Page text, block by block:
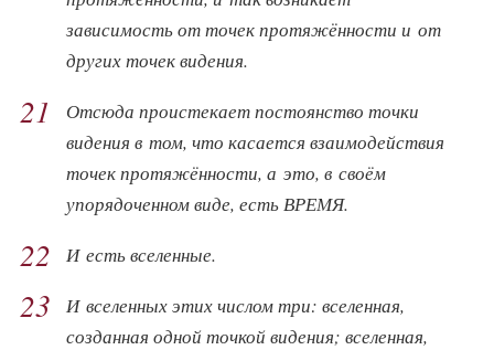
зависимость от точек протяжённости и от
других точек видения.
21
Отсюда проистекает постоянство точки
видения в том, что касается взаимодействия
точек протяжённости, а это, в своём
упорядоченном виде, есть ВРЕМЯ.
22 И есть вселенные.
23
И вселенных этих числом три: вселенная,
созданная одной точкой видения; вселенная,